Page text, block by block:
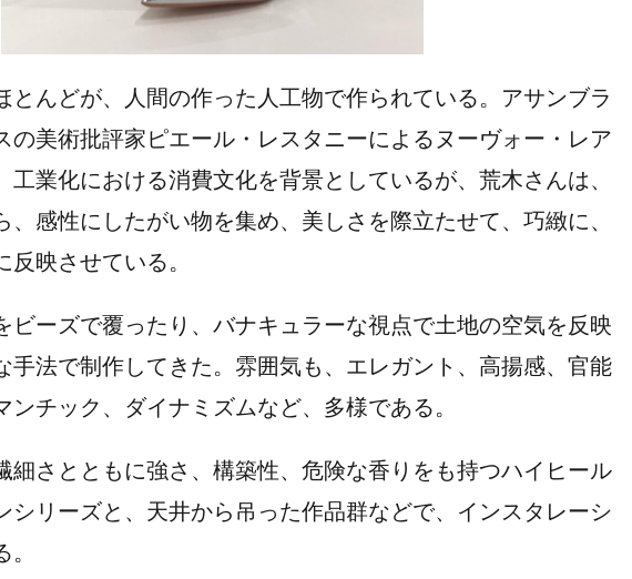
んどが、人間の作った人工物で作られている。アサンブラ
の美術批評家ピエール・レスタニーによるヌーヴォー・レア
工業化における消費文化を背景としているが、荒木さんは、
、感性にしたがい物を集め、美しさを際立たせて、巧緻に、
映させている。
ーズで覆ったり、バナキュラーな視点で土地の空気を反映
手法で制作してきた。雰囲気も、エレガント、高揚感、官能
チック、ダイナミズムなど、多様である。
さとともに強さ、構築性、危険な香りをも持つハイヒール
シリーズと、天井から吊った作品群などで、インスタレーシ